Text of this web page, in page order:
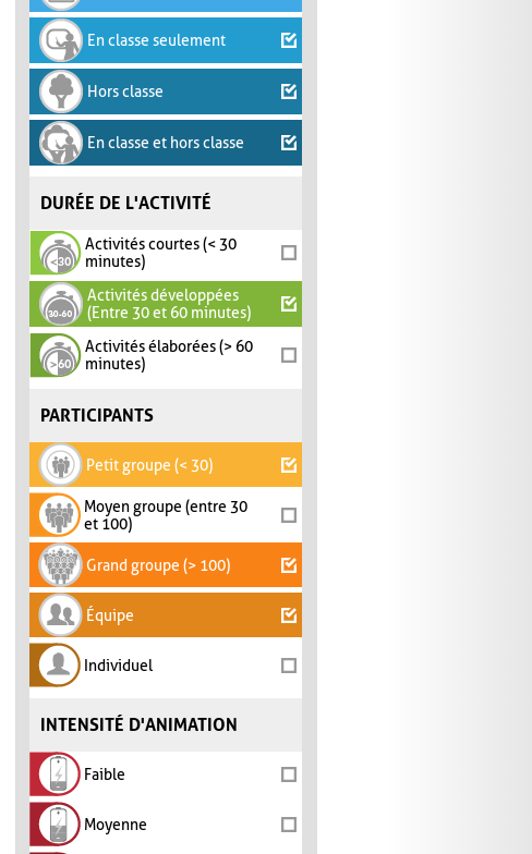
En classe seulement
Hors classe
En classe et hors classe
DURÉE DE L'ACTIVITÉ
Activités courtes (< 30
minutes)
Activités développées
(Entre 30 et 60 minutes)
Activités élaborées (> 60
minutes)
PARTICIPANTS
Petit groupe (< 30)
Moyen groupe (entre 30
et 100)
Grand groupe (> 100)
Équipe
Individuel
INTENSITÉ D'ANIMATION
Faible
Moyenne